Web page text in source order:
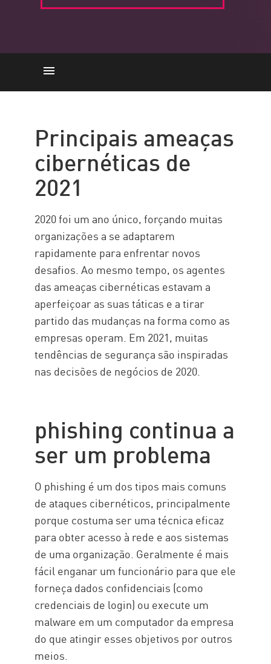
Controlo remoto
Adoção
ransomware
Móvel
AMEAÇA
Ataques
Solução
Principais ameaças
cibernéticas de
2021
2020 foi um ano único, forçando muitas
organizações a se adaptarem
rapidamente para enfrentar novos
desafios. Ao mesmo tempo, os agentes
das ameaças cibernéticas estavam a
aperfeiçoar as suas táticas e a tirar
partido das mudanças na forma como as
empresas operam. Em 2021, muitas
tendências de segurança são inspiradas
nas decisões de negócios de 2020.
phishing continua a
ser um problema
O phishing é um dos tipos mais comuns
de ataques cibernéticos, principalmente
porque costuma ser uma técnica eficaz
para obter acesso à rede e aos sistemas
de uma organização. Geralmente é mais
fácil enganar um funcionário para que ele
forneça dados confidenciais (como
credenciais de login) ou execute um
malware em um computador da empresa
do que atingir esses objetivos por outros
meios.